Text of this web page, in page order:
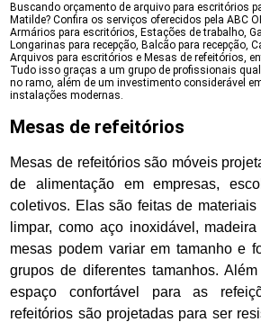
Buscando orçamento de arquivo para escritórios
Matilde? Confira os serviços oferecidos pela ABC
Armários para escritórios, Estações de trabalho,
Longarinas para recepção, Balcão para recepção,
Arquivos para escritórios e Mesas de refeitórios,
Tudo isso graças a um grupo de profissionais
no ramo, além de um investimento considerável
instalações modernas.
Mesas de refeitórios
Mesas de refeitórios são móveis
de alimentação em empresas,
coletivos. Elas são feitas de
limpar, como aço inoxidável,
mesas podem variar em tamanho e
grupos de diferentes tamanhos.
espaço confortável para as
refeitórios são projetadas para ser